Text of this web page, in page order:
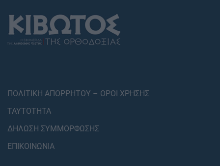
ΠΟΛΙΤΙΚΗ ΑΠΟΡΡΗΤΟΥ – ΟΡΟΙ ΧΡΗΣΗΣ
ΤΑΥΤΟΤΗΤΑ
ΔΗΛΩΣΗ ΣΥΜΜΟΡΦΩΣΗΣ
ΕΠΙΚΟΙΝΩΝΙΑ